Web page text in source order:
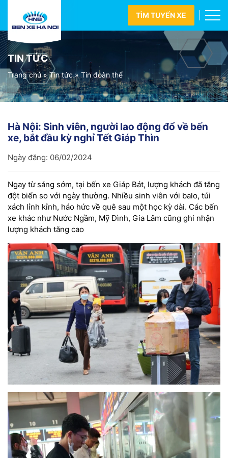
TÌM TUYẾN XE
TIN TỨC
Trang chủ » Tin tức » Tin đoàn thể
Hà Nội: Sinh viên, người lao động đổ về bến
xe, bắt đầu kỳ nghỉ Tết Giáp Thìn
Ngày đăng: 06/02/2024
Ngay từ sáng sớm, tại bến xe Giáp Bát, lượng khách đã tăng
đột biến so với ngày thường. Nhiều sinh viên với balo, túi
xách lỉnh kỉnh, háo hức về quê sau một học kỳ dài. Các bến
xe khác như Nước Ngầm, Mỹ Đình, Gia Lâm cũng ghi nhận
lượng khách tăng cao